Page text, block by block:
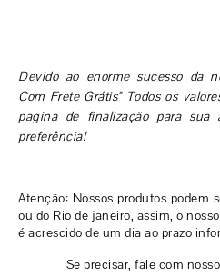
Devido ao enorme sucesso da
Com Frete Grátis" Todos os
pagina de finalização para sua
preferência!
Atenção: Nossos produtos podem
ou do Rio de janeiro, assim, o
é acrescido de um dia ao prazo
Se precisar, fale com